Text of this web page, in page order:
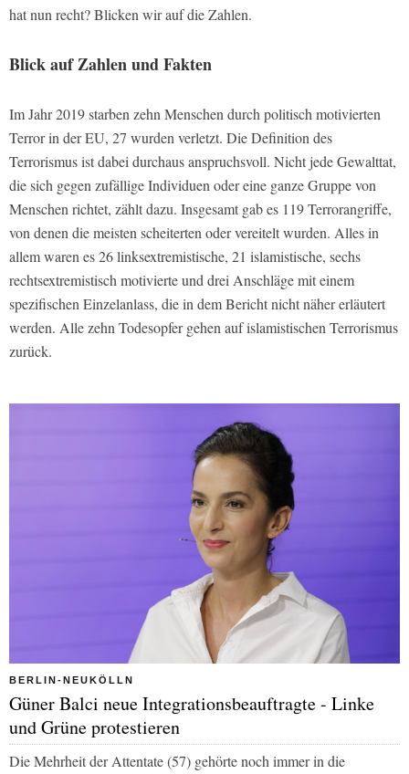
hat nun recht? Blicken wir auf die Zahlen.
Blick auf Zahlen und Fakten
Im Jahr 2019 starben zehn Menschen durch politisch motivierten
Terror in der EU, 27 wurden verletzt. Die Definition des
Terrorismus ist dabei durchaus anspruchsvoll. Nicht jede Gewalttat,
die sich gegen zufällige Individuen oder eine ganze Gruppe von
Menschen richtet, zählt dazu. Insgesamt gab es 119 Terrorangriffe,
von denen die meisten scheiterten oder vereitelt wurden. Alles in
allem waren es 26 linksextremistische, 21 islamistische, sechs
rechtsextremistisch motivierte und drei Anschläge mit einem
spezifischen Einzelanlass, die in dem Bericht nicht näher erläutert
werden. Alle zehn Todesopfer gehen auf islamistischen Terrorismus
zurück.
BERLIN-NEUKÖLLN
Güner Balci neue Integrationsbeauftragte - Linke
und Grüne protestieren
Die Mehrheit der Attentate (57) gehörte noch immer in die